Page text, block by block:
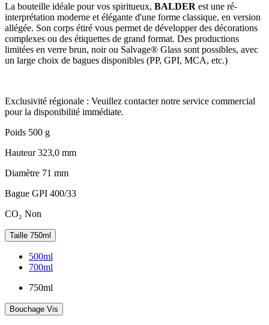
La bouteille idéale pour vos spiritueux, BALDER est une ré-
interprétation moderne et élégante d'une forme classique, en version
allégée. Son corps étiré vous permet de développer des décorations
complexes ou des étiquettes de grand format. Des productions
limitées en verre brun, noir ou Salvage® Glass sont possibles, avec
un large choix de bagues disponibles (PP, GPI, MCA, etc.)
Exclusivité régionale : Veuillez contacter notre service commercial
pour la disponibilité immédiate.
Poids 500 g
Hauteur323,0 mm
Diamètre 71 mm
Bague GPI 400/33
CO₂ Non
Taille 750ml
500ml
700ml
750ml
Bouchage Vis